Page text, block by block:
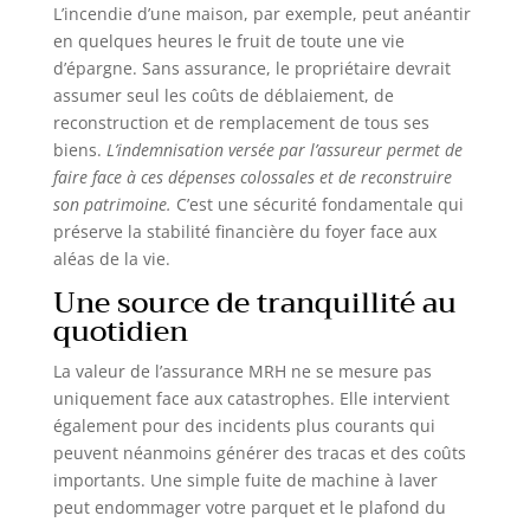
L’incendie d’une maison, par exemple, peut anéantir
en quelques heures le fruit de toute une vie
d’épargne. Sans assurance, le propriétaire devrait
assumer seul les coûts de déblaiement, de
reconstruction et de remplacement de tous ses
biens. L’indemnisation versée par l’assureur permet de
faire face à ces dépenses colossales et de reconstruire
son patrimoine. C’est une sécurité fondamentale qui
préserve la stabilité financière du foyer face aux
aléas de la vie.
Une source de tranquillité au
quotidien
La valeur de l’assurance MRH ne se mesure pas
uniquement face aux catastrophes. Elle intervient
également pour des incidents plus courants qui
peuvent néanmoins générer des tracas et des coûts
importants. Une simple fuite de machine à laver
peut endommager votre parquet et le plafond du